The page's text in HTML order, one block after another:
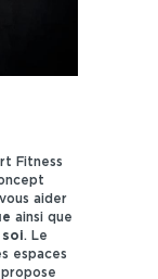
Fitness
aider
ainsi que
. Le
espaces